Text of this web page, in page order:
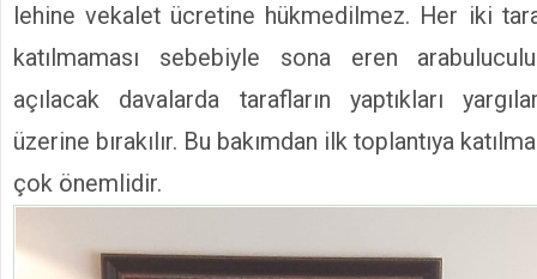
lehine vekalet ücretine hükmedilmez. Her iki
katılmaması sebebiyle sona eren
açılacak davalarda tarafların yaptıkları
üzerine bırakılır. Bu bakımdan ilk toplantıya
çok önemlidir.